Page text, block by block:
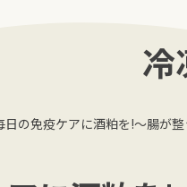
冷
日の免疫ケアに酒粕を!〜腸が